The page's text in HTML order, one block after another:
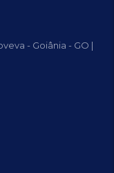
- Goiânia - GO |